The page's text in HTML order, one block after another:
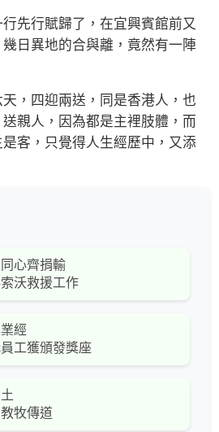
行賦歸了，在宜興賓館前又
日異地的合與離，竟然有一陣
四迎兩送，同是香港人，也
親人，因為都是主裡肢體，而
客，只覺得人生經歷中，又添
心齊捐輸
沃救援工作
經
工獲頒發獎座
牧傳道